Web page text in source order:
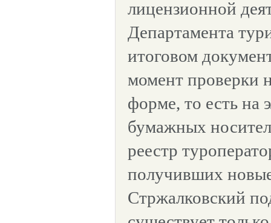
лицензионной
Департамента
итоговом
момент проверки
форме, то есть на
бумажных
реестр
получивших
Стржалковский